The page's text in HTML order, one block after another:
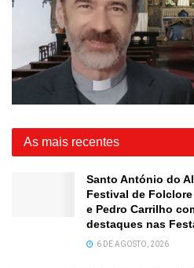
As mais recentes
Santo António do
Festival de
e Pedro Carrilho
destaques nas
6 DE AGOSTO, 2026